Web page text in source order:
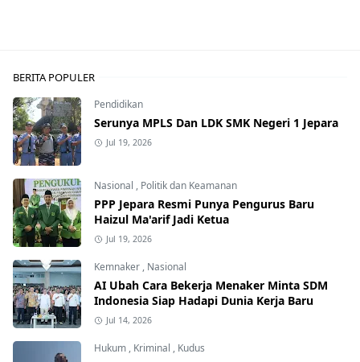
BERITA POPULER
Pendidikan
Serunya MPLS Dan LDK SMK Negeri 1 Jepara
Jul 19, 2026
Nasional , Politik dan Keamanan
PPP Jepara Resmi Punya Pengurus Baru
Haizul Ma'arif Jadi Ketua
Jul 19, 2026
Kemnaker , Nasional
AI Ubah Cara Bekerja Menaker Minta SDM
Indonesia Siap Hadapi Dunia Kerja Baru
Jul 14, 2026
Hukum , Kriminal , Kudus